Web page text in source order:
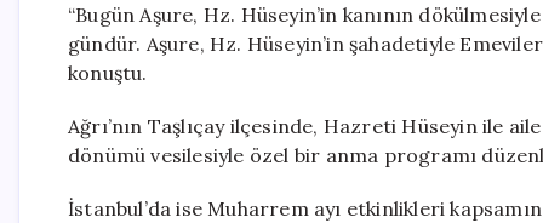
“Bugün Aşure, Hz. Hüseyin’in kanının
gündür. Aşure, Hz. Hüseyin’in şahadetiyle
konuştu.
Ağrı’nın Taşlıçay ilçesinde, Hazreti Hüseyin ile
dönümü vesilesiyle özel bir anma programı
İstanbul’da ise Muharrem ayı etkinlikleri